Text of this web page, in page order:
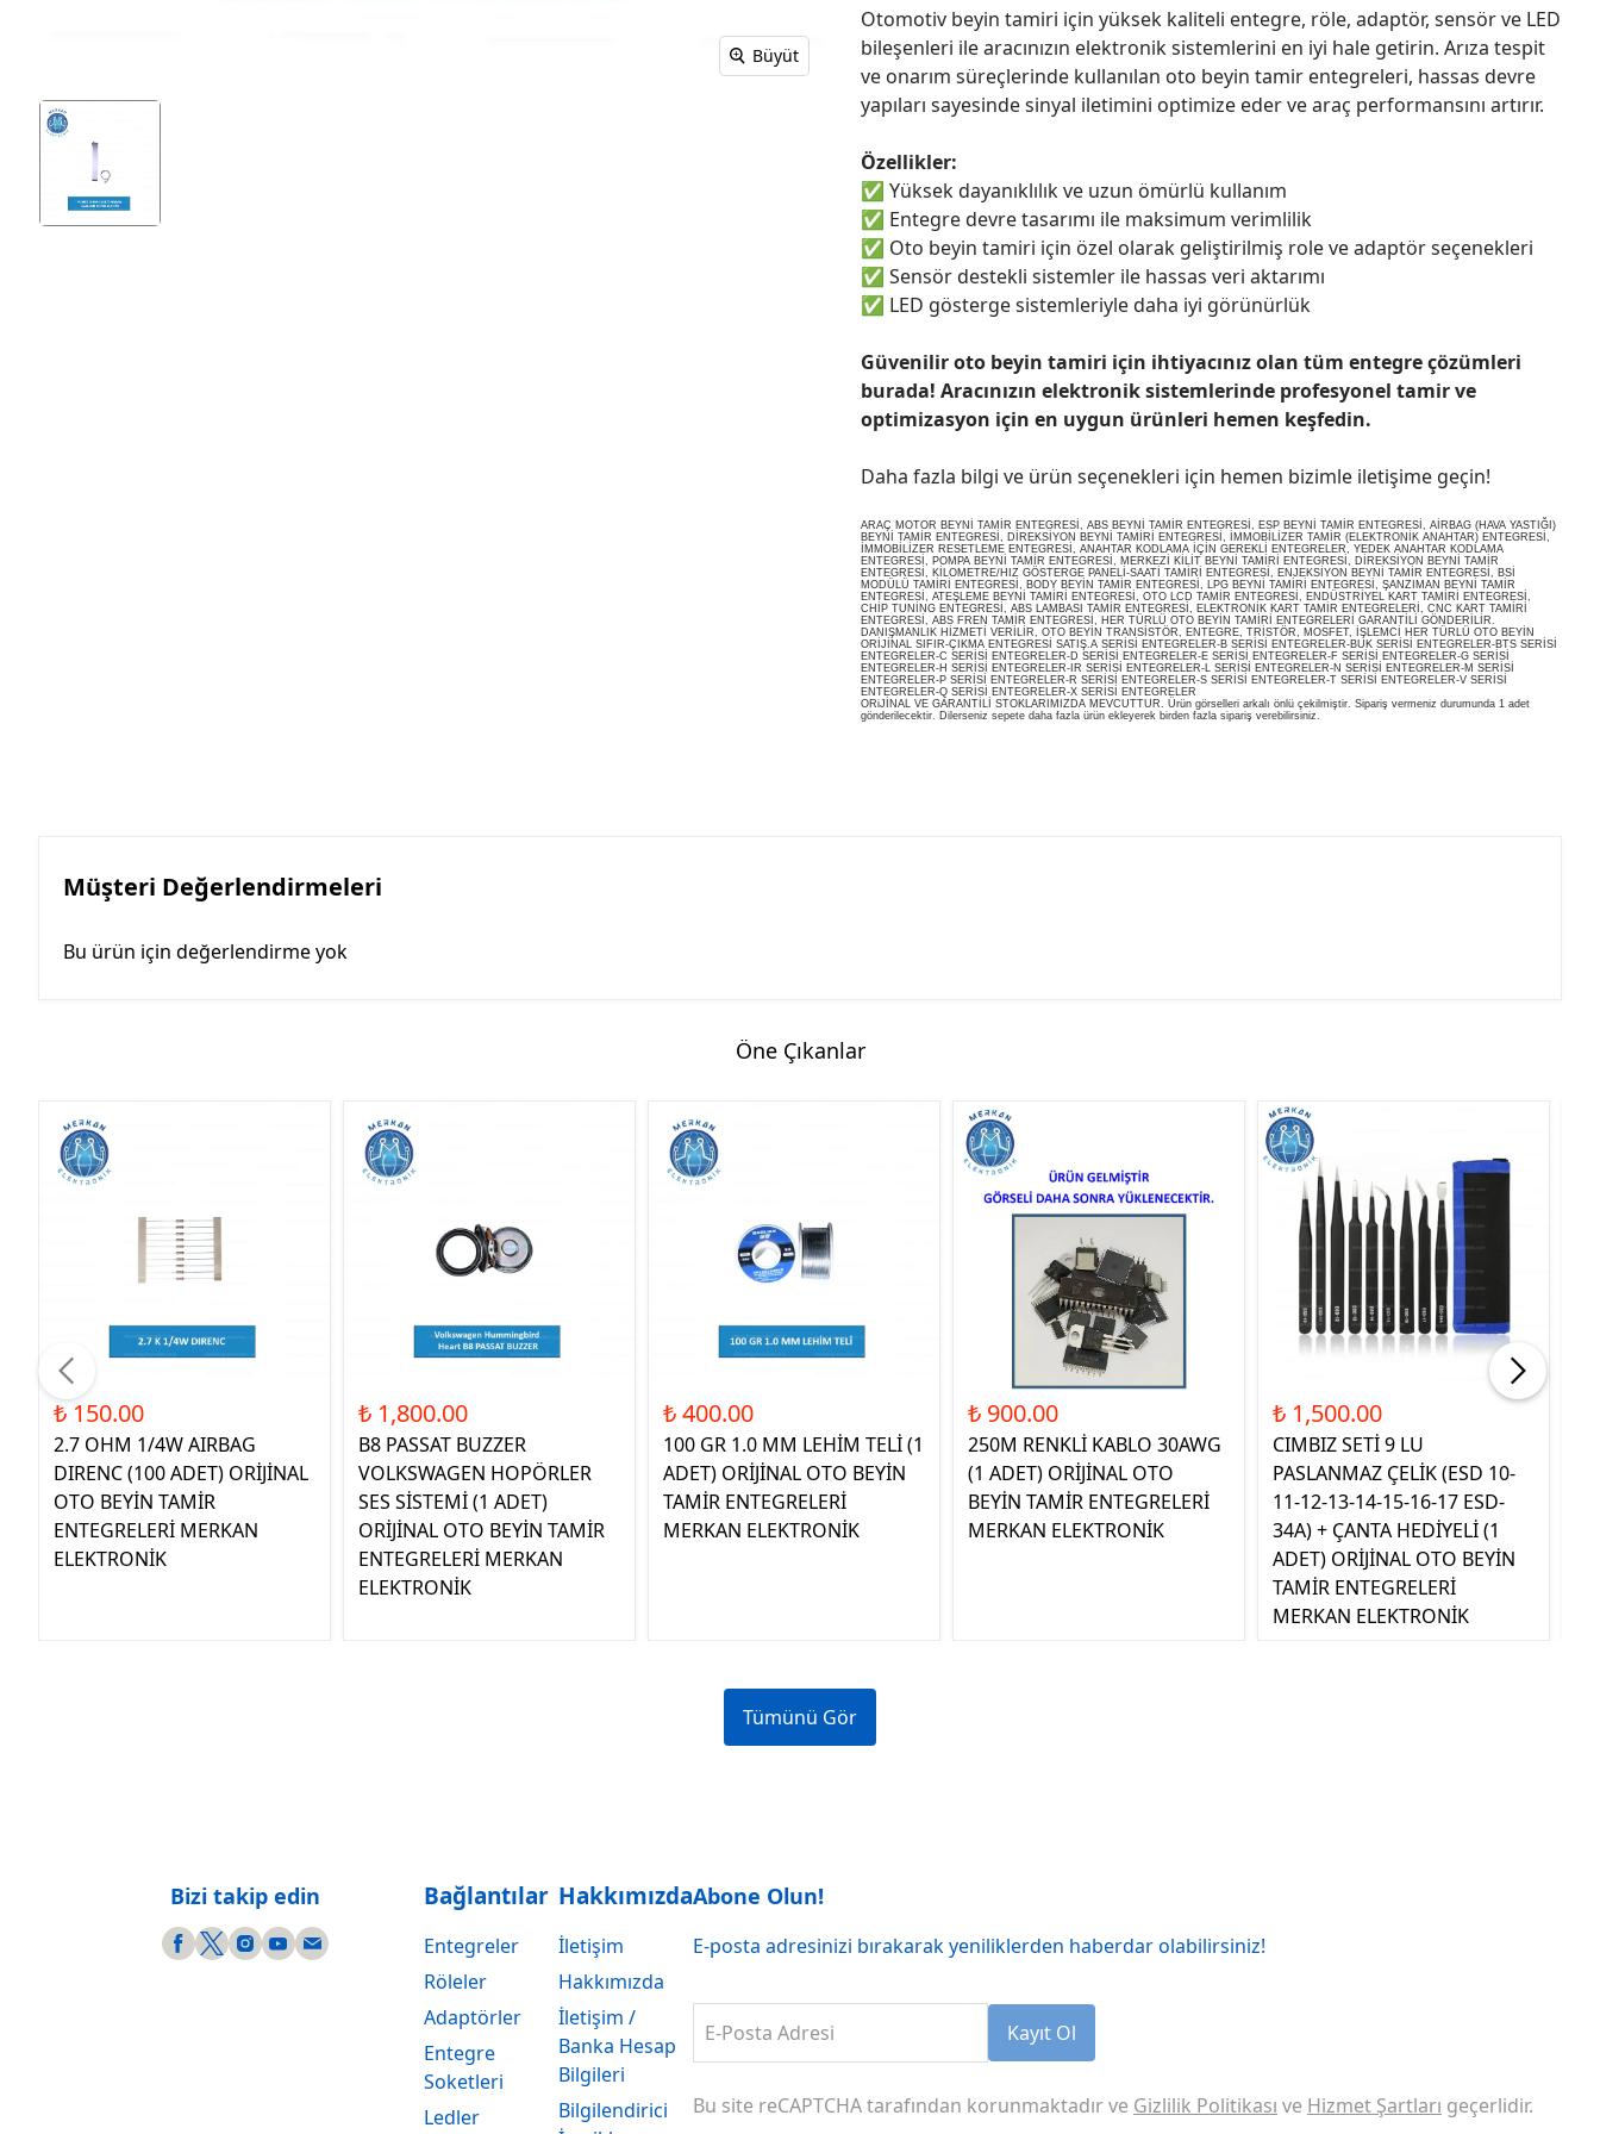
Büyüt
Otomotiv beyin tamiri için yüksek kaliteli entegre, röle, adaptör, sensör ve LED
bileşenleri ile aracınızın elektronik sistemlerini en iyi hale getirin. Arıza tespit
ve onarım süreçlerinde kullanılan oto beyin tamir entegreleri, hassas devre
yapıları sayesinde sinyal iletimini optimize eder ve araç performansını artırır.
Özellikler:
✅ Yüksek dayanıklılık ve uzun ömürlü kullanım
✅ Entegre devre tasarımı ile maksimum verimlilik
✅ Oto beyin tamiri için özel olarak geliştirilmiş role ve adaptör seçenekleri
✅ Sensör destekli sistemler ile hassas veri aktarımı
✅ LED gösterge sistemleriyle daha iyi görünürlük
Güvenilir oto beyin tamiri için ihtiyacınız olan tüm entegre çözümleri
burada! Aracınızın elektronik sistemlerinde profesyonel tamir ve
optimizasyon için en uygun ürünleri hemen keşfedin.
Daha fazla bilgi ve ürün seçenekleri için hemen bizimle iletişime geçin!
ARAÇ MOTOR BEYNİ TAMİR ENTEGRESİ, ABS BEYNİ TAMİR ENTEGRESİ, ESP BEYNİ TAMİR ENTEGRESİ, AİRBAG (HAVA YASTIĞI)
BEYNİ TAMİR ENTEGRESİ, DİREKSİYON BEYNİ TAMİRİ ENTEGRESİ, İMMOBİLİZER TAMİR (ELEKTRONİK ANAHTAR) ENTEGRESİ,
İMMOBİLİZER RESETLEME ENTEGRESİ, ANAHTAR KODLAMA İÇİN GEREKLİ ENTEGRELER, YEDEK ANAHTAR KODLAMA
ENTEGRESİ, POMPA BEYNİ TAMİR ENTEGRESİ, MERKEZİ KİLİT BEYNİ TAMİRİ ENTEGRESİ, DİREKSİYON BEYNİ TAMİR
ENTEGRESİ, KİLOMETRE/HIZ GÖSTERGE PANELİ-SAATİ TAMİRİ ENTEGRESİ, ENJEKSİYON BEYNİ TAMİR ENTEGRESİ, BSİ
MODÜLÜ TAMİRİ ENTEGRESİ, BODY BEYİN TAMİR ENTEGRESİ, LPG BEYNİ TAMİRİ ENTEGRESİ, ŞANZIMAN BEYNİ TAMİR
ENTEGRESİ, ATEŞLEME BEYNİ TAMİRİ ENTEGRESİ, OTO LCD TAMİR ENTEGRESİ, ENDÜSTRİYEL KART TAMİRİ ENTEGRESİ,
CHİP TUNİNG ENTEGRESİ, ABS LAMBASI TAMİR ENTEGRESİ, ELEKTRONİK KART TAMİR ENTEGRELERİ, CNC KART TAMİRİ
ENTEGRESİ, ABS FREN TAMİR ENTEGRESİ, HER TÜRLÜ OTO BEYİN TAMİRİ ENTEGRELERİ GARANTİLİ GÖNDERİLİR.
DANIŞMANLIK HİZMETİ VERİLİR, OTO BEYİN TRANSİSTÖR, ENTEGRE, TRİSTÖR, MOSFET, İŞLEMCİ HER TÜRLÜ OTO BEYİN
ORİJİNAL SIFIR-ÇIKMA ENTEGRESİ SATIŞ.A SERİSİ ENTEGRELER-B SERİSİ ENTEGRELER-BUK SERİSİ ENTEGRELER-BTS SERİSİ
ENTEGRELER-C SERİSİ ENTEGRELER-D SERİSİ ENTEGRELER-E SERİSİ ENTEGRELER-F SERİSİ ENTEGRELER-G SERİSİ
ENTEGRELER-H SERİSİ ENTEGRELER-IR SERİSİ ENTEGRELER-L SERİSİ ENTEGRELER-N SERİSİ ENTEGRELER-M SERİSİ
ENTEGRELER-P SERİSİ ENTEGRELER-R SERİSİ ENTEGRELER-S SERİSİ ENTEGRELER-T SERİSİ ENTEGRELER-V SERİSİ
ENTEGRELER-Q SERİSİ ENTEGRELER-X SERİSİ ENTEGRELER
ORiJİNAL VE GARANTİLİ STOKLARIMIZDA MEVCUTTUR. Ürün görselleri arkalı önlü çekilmiştir. Sipariş vermeniz durumunda 1 adet
gönderilecektir. Dilerseniz sepete daha fazla ürün ekleyerek birden fazla sipariş verebilirsiniz.
Müşteri Değerlendirmeleri
Bu ürün için değerlendirme yok
Öne Çıkanlar
₺ 150.00
2.7 OHM 1/4W AIRBAG
DIRENC (100 ADET) ORİJİNAL
OTO BEYİN TAMİR
ENTEGRELERİ MERKAN
ELEKTRONİK
₺ 1,800.00
B8 PASSAT BUZZER
VOLKSWAGEN HOPÖRLER
SES SİSTEMİ (1 ADET)
ORİJİNAL OTO BEYİN TAMİR
ENTEGRELERİ MERKAN
ELEKTRONİK
₺ 400.00
100 GR 1.0 MM LEHİM TELİ (1
ADET) ORİJİNAL OTO BEYİN
TAMİR ENTEGRELERİ
MERKAN ELEKTRONİK
₺ 900.00
250M RENKLİ KABLO 30AWG
(1 ADET) ORİJİNAL OTO
BEYİN TAMİR ENTEGRELERİ
MERKAN ELEKTRONİK
₺ 1,500.00
CIMBIZ SETİ 9 LU
PASLANMAZ ÇELİK (ESD 10-
11-12-13-14-15-16-17 ESD-
34A) + ÇANTA HEDİYELİ (1
ADET) ORİJİNAL OTO BEYİN
TAMİR ENTEGRELERİ
MERKAN ELEKTRONİK
Tümünü Gör
Bizi takip edin Bağlantılar
Entegreler
Röleler
Adaptörler
Entegre
Soketleri
Ledler
Hakkımızda
İletişim
Hakkımızda
İletişim /
Banka Hesap
Bilgileri
Bilgilendirici
Abone Olun!
E-posta adresinizi bırakarak yeniliklerden haberdar olabilirsiniz!
E-Posta Adresi Kayıt Ol
Bu site reCAPTCHA tarafından korunmaktadır ve Gizlilik Politikası ve Hizmet Şartları geçerlidir.